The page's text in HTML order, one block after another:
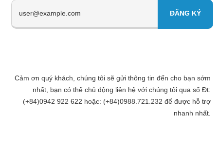
Cảm ơn quý khách, chúng tôi sẽ gửi thông tin đến cho bạn sớm
nhất, bạn có thể chủ động liên hệ với chúng tôi qua số Đt:
(+84)0942 922 622 hoặc: (+84)0988.721.232 để được hỗ trợ
nhanh nhất.